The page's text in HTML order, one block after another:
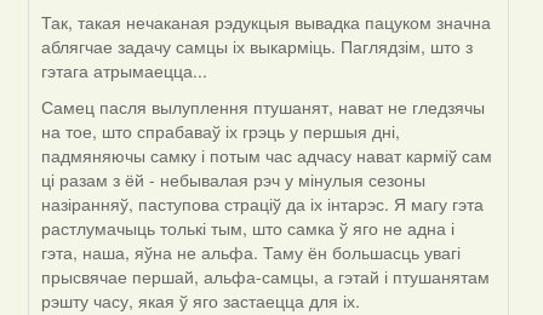
Так, такая нечаканая рэдукцыя вывадка пацуком значна
аблягчае задачу самцы іх выкарміць. Паглядзім, што з
гэтага атрымаецца...
Самец пасля вылуплення птушанят, нават не гледзячы
на тое, што спрабаваў іх грэць у першыя дні,
падмяняючы самку і потым час адчасу нават карміў сам
ці разам з ёй - небывалая рэч у мінулыя сезоны
назіранняў, паступова страціў да іх інтарэс. Я магу гэта
растлумачыць толькі тым, што самка ў яго не адна і
гэта, наша, яўна не альфа. Таму ён большасць увагі
прысвячае першай, альфа-самцы, а гэтай і птушанятам
рэшту часу, якая ў яго застаецца для іх.